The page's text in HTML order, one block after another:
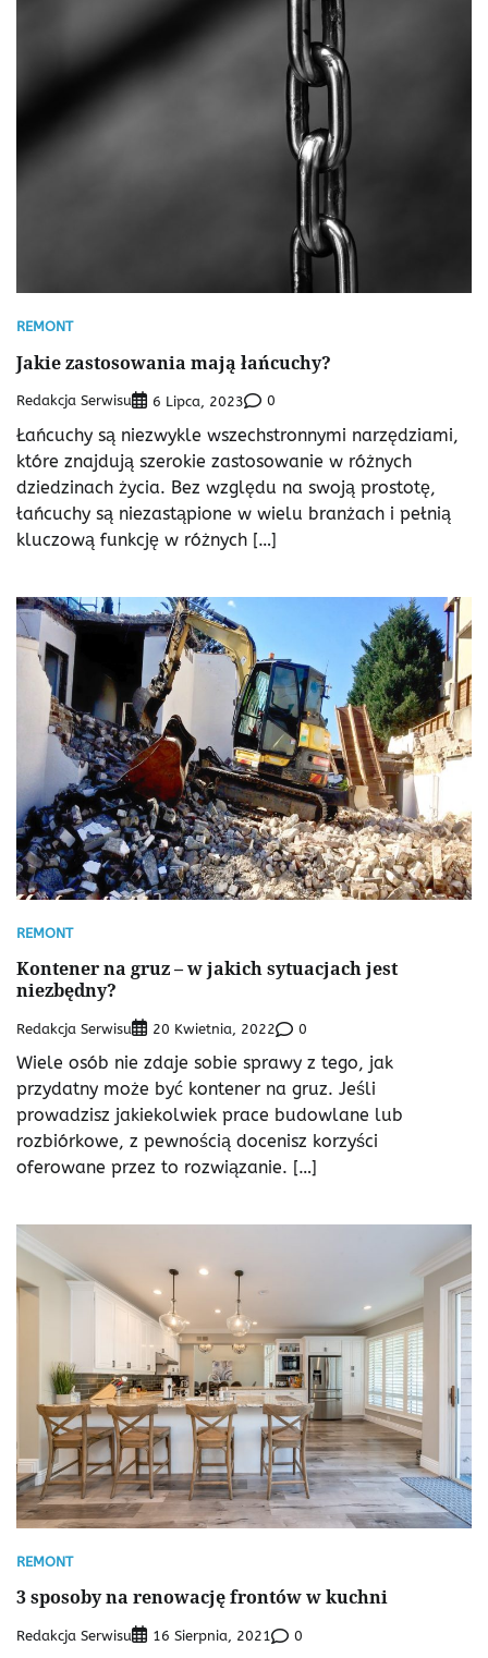
REMONT
Jakie zastosowania mają łańcuchy?
Redakcja Serwisu 6 Lipca, 2023 0
Łańcuchy są niezwykle wszechstronnymi narzędziami,
które znajdują szerokie zastosowanie w różnych
dziedzinach życia. Bez względu na swoją prostotę,
łańcuchy są niezastąpione w wielu branżach i pełnią
kluczową funkcję w różnych […]
REMONT
Kontener na gruz – w jakich sytuacjach jest
niezbędny?
Redakcja Serwisu 20 Kwietnia, 2022 0
Wiele osób nie zdaje sobie sprawy z tego, jak
przydatny może być kontener na gruz. Jeśli
prowadzisz jakiekolwiek prace budowlane lub
rozbiórkowe, z pewnością docenisz korzyści
oferowane przez to rozwiązanie. […]
REMONT
3 sposoby na renowację frontów w kuchni
Redakcja Serwisu 16 Sierpnia, 2021 0